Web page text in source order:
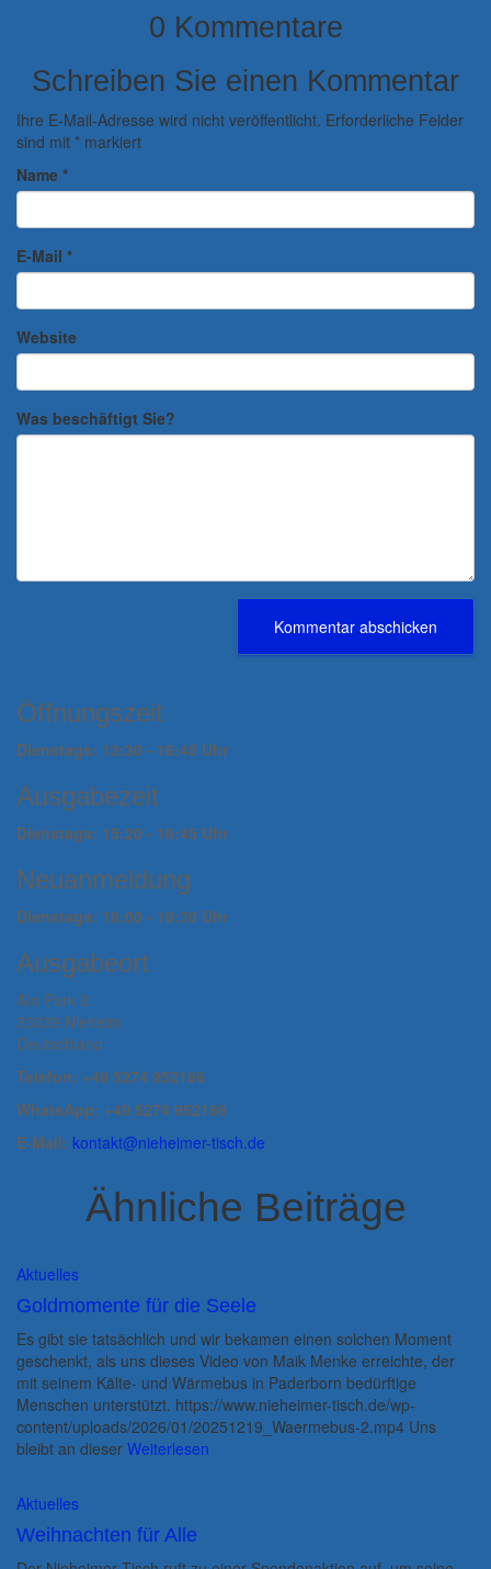
0 Kommentare
Schreiben Sie einen Kommentar
Ihre E-Mail-Adresse wird nicht veröffentlicht. Erforderliche Felder
sind mit * markiert
Name *
E-Mail *
Website
Was beschäftigt Sie?
Öffnungszeit
Dienstags: 13:30 - 16:45 Uhr
Ausgabezeit
Dienstags: 15:20 - 16:45 Uhr
Neuanmeldung
Dienstags: 16:00 - 16:30 Uhr
Ausgabeort
Am Park 8
33039 Nieheim
Deutschland
Telefon: +49 5274 952186
WhatsApp: +49 5274 952186
E-Mail: kontakt@nieheimer-tisch.de
Ähnliche Beiträge
Aktuelles
Goldmomente für die Seele
Es gibt sie tatsächlich und wir bekamen einen solchen Moment
geschenkt, als uns dieses Video von Maik Menke erreichte, der
mit seinem Kälte- und Wärmebus in Paderborn bedürftige
Menschen unterstützt. https://www.nieheimer-tisch.de/wp-
content/uploads/2026/01/20251219_Waermebus-2.mp4 Uns
bleibt an dieser Weiterlesen
Aktuelles
Weihnachten für Alle